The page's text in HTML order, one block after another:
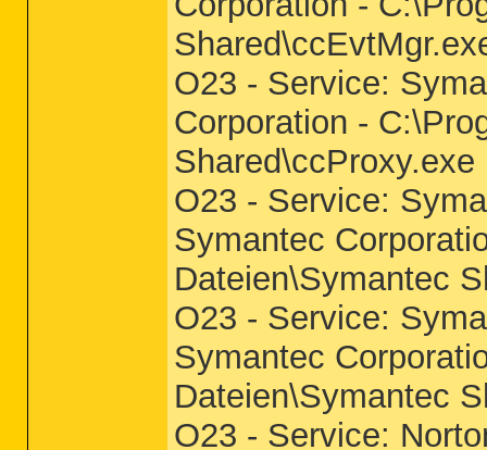
O23 - Service:
Corporation -
Shared\ccProxy.exe
O23 - Service:
Symantec
Dateien\Symantec
O23 - Service:
Symantec
Dateien\Symantec
O23 - Service: